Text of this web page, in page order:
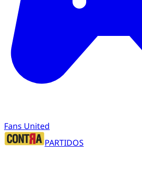
Fans United
PARTIDOS